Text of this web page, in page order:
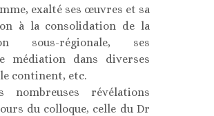
exalté ses œuvres et sa
à la consolidation de la
sous-régionale, ses
médiation dans diverses
continent, etc.
nombreuses révélations
du colloque, celle du Dr